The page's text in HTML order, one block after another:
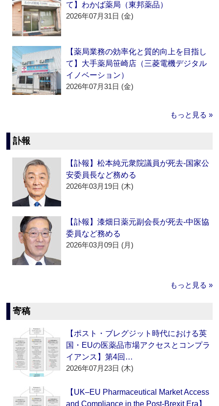
て】わかば薬局（東邦薬品）
2026年07月31日 (金)
【薬局業務の効率化と質的向上を目指し
て】大手薬局笹崎店（三菱電機デジタル
イノベーション）
2026年07月31日 (金)
もっと見る »
訃報
【訃報】松本純元衆院議員が死去‐国家公
安委員長など務める
2026年03月19日 (木)
【訃報】漆畑日薬元副会長が死去‐中医協
委員など務める
2026年03月09日 (月)
もっと見る »
寄稿
【ポスト・ブレグジット時代における英
国・EUの医薬品市場アクセスとコンプラ
イアンス】第4回…
2026年07月23日 (木)
【UK–EU Pharmaceutical Market Access
and Compliance in the Post-Brexit Era】